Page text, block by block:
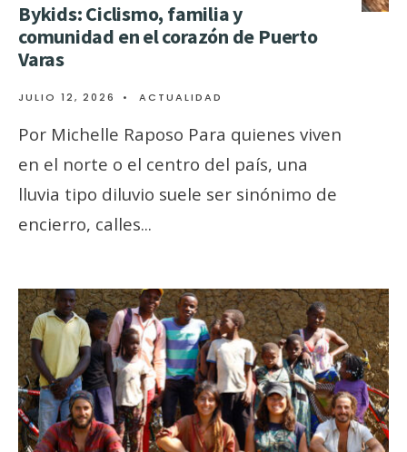
Bykids: Ciclismo, familia y
comunidad en el corazón de Puerto
Varas
JULIO 12, 2026 • ACTUALIDAD
Por Michelle Raposo Para quienes viven
en el norte o el centro del país, una
lluvia tipo diluvio suele ser sinónimo de
encierro, calles...